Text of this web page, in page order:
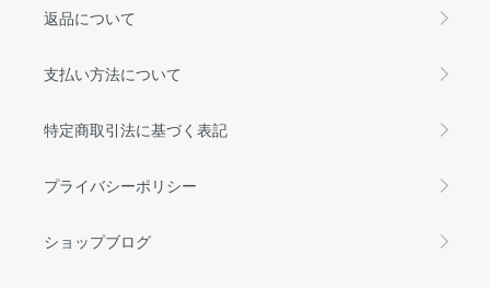
返品について
支払い方法について
特定商取引法に基づく表記
プライバシーポリシー
ショップブログ